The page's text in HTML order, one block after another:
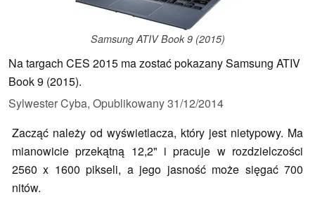
Samsung ATIV Book 9 (2015)
Na targach CES 2015 ma zostać pokazany Samsung ATIV
Book 9 (2015).
Sylwester Cyba, Opublikowany31/12/2014
Zacząć należy od wyświetlacza, który jest nietypowy. Ma
mianowicie przekątną 12,2" i pracuje w rozdzielczości
2560 x 1600 pikseli, a jego jasność może sięgać 700
nitów.